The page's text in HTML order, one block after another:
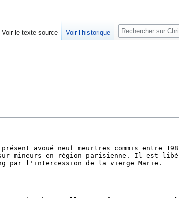
Voir le texte source Voir l’historique
Rechercher